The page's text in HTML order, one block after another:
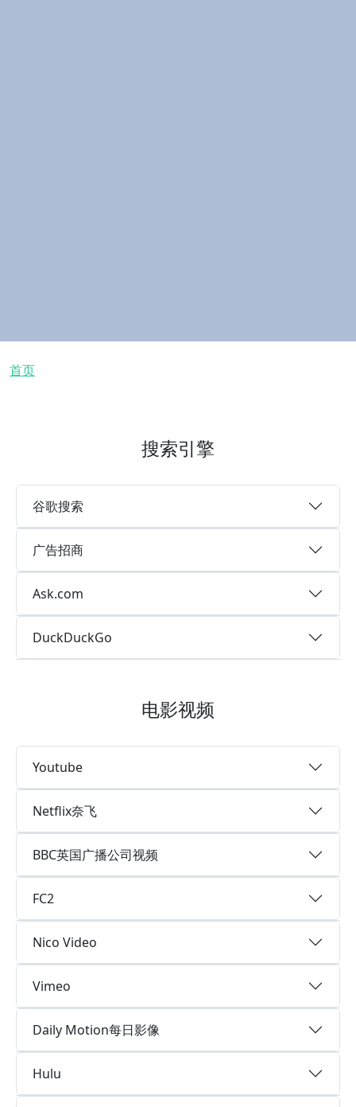
面包屑
首页
搜索引擎
谷歌搜索
广告招商
Ask.com
DuckDuckGo
电影视频
Youtube
Netflix奈飞
BBC英国广播公司视频
FC2
Nico Video
Vimeo
Daily Motion每日影像
Hulu